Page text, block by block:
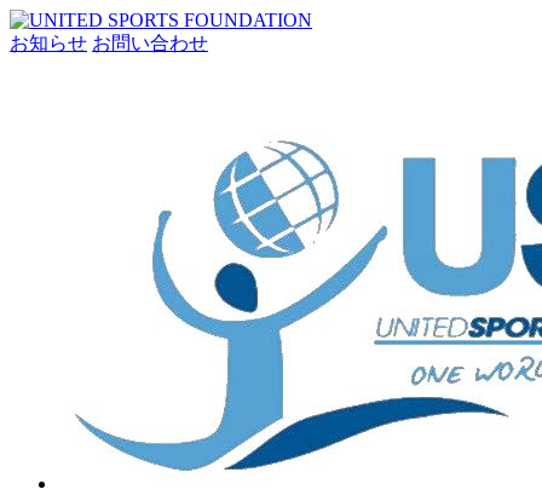
お知らせ お問い合わせ